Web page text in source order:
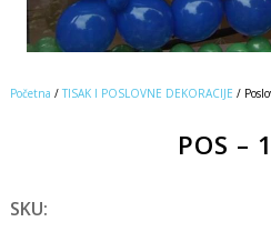
Početna / TISAK I POSLOVNE DEKORACIJE /
POS –
SKU: